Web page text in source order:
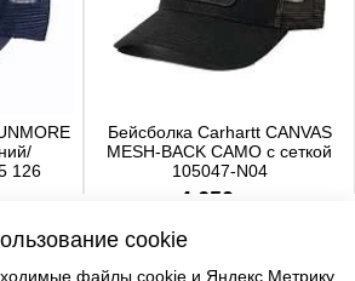
126
Бейсболка Carhartt CANVAS
MESH-BACK CAMO с сеткой
105047-N04
4 650 р.
cookie
файлы cookie и Яндекс.Метрику